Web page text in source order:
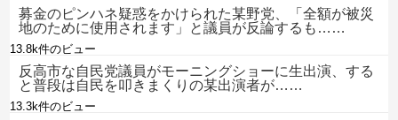
募金のピンハネ疑惑をかけられた某野党、「全額が被災
地のために使用されます」と議員が反論するも……
13.8k件のビュー
反高市な自民党議員がモーニングショーに生出演、する
と普段は自民を叩きまくりの某出演者が……
13.3k件のビュー